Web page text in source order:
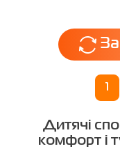
Дитячі
комфорт і